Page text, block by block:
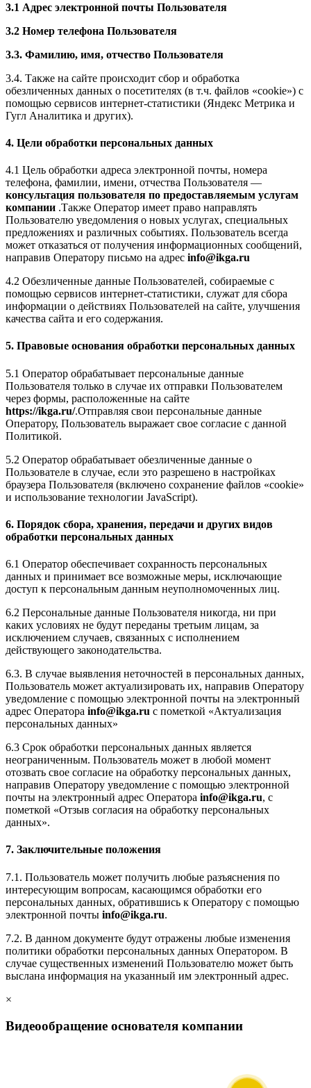
3.1 Адрес электронной почты Пользователя
3.2 Номер телефона Пользователя
3.3. Фамилию, имя, отчество Пользователя
3.4. Также на сайте происходит сбор и обработка
обезличенных данных о посетителях (в т.ч. файлов «cookie») с
помощью сервисов интернет-статистики (Яндекс Метрика и
Гугл Аналитика и других).
4. Цели обработки персональных данных
4.1 Цель обработки адреса электронной почты, номера
телефона, фамилии, имени, отчества Пользователя —
консультация пользователя по предоставляемым услугам
компании .Также Оператор имеет право направлять
Пользователю уведомления о новых услугах, специальных
предложениях и различных событиях. Пользователь всегда
может отказаться от получения информационных сообщений,
направив Оператору письмо на адрес info@ikga.ru
4.2 Обезличенные данные Пользователей, собираемые с
помощью сервисов интернет-статистики, служат для сбора
информации о действиях Пользователей на сайте, улучшения
качества сайта и его содержания.
5. Правовые основания обработки персональных данных
5.1 Оператор обрабатывает персональные данные
Пользователя только в случае их отправки Пользователем
через формы, расположенные на сайте
https://ikga.ru/.Отправляя свои персональные данные
Оператору, Пользователь выражает свое согласие с данной
Политикой.
5.2 Оператор обрабатывает обезличенные данные о
Пользователе в случае, если это разрешено в настройках
браузера Пользователя (включено сохранение файлов «cookie»
и использование технологии JavaScript).
6. Порядок сбора, хранения, передачи и других видов
обработки персональных данных
6.1 Оператор обеспечивает сохранность персональных
данных и принимает все возможные меры, исключающие
доступ к персональным данным неуполномоченных лиц.
6.2 Персональные данные Пользователя никогда, ни при
каких условиях не будут переданы третьим лицам, за
исключением случаев, связанных с исполнением
действующего законодательства.
6.3. В случае выявления неточностей в персональных данных,
Пользователь может актуализировать их, направив Оператору
уведомление с помощью электронной почты на электронный
адрес Оператора info@ikga.ru с пометкой «Актуализация
персональных данных»
6.3 Срок обработки персональных данных является
неограниченным. Пользователь может в любой момент
отозвать свое согласие на обработку персональных данных,
направив Оператору уведомление с помощью электронной
почты на электронный адрес Оператора info@ikga.ru, с
пометкой «Отзыв согласия на обработку персональных
данных».
7. Заключительные положения
7.1. Пользователь может получить любые разъяснения по
интересующим вопросам, касающимся обработки его
персональных данных, обратившись к Оператору с помощью
электронной почты info@ikga.ru.
7.2. В данном документе будут отражены любые изменения
политики обработки персональных данных Оператором. В
случае существенных изменений Пользователю может быть
выслана информация на указанный им электронный адрес.
×
Видеообращение основателя компании